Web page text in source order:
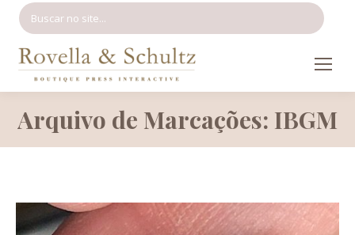
Arquivo de Marcações: IBGM
Você está aqui: